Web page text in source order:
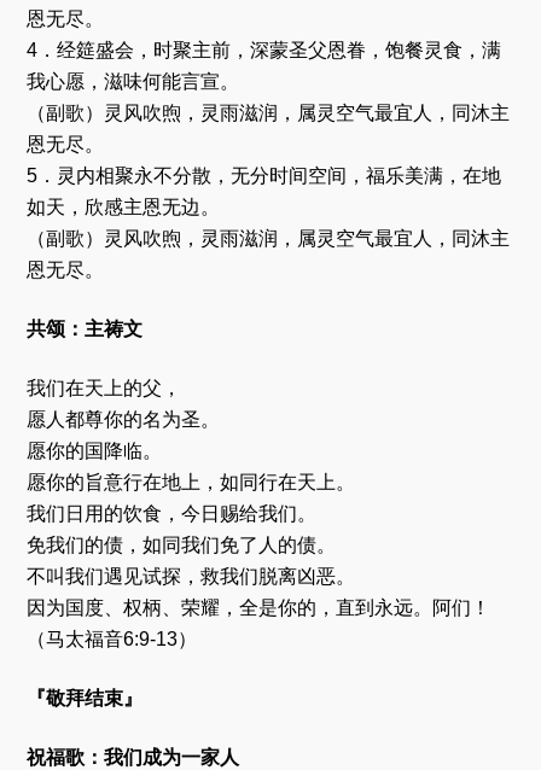
恩无尽。
4．经筵盛会，时聚主前，深蒙圣父恩眷，饱餐灵食，满
我心愿，滋味何能言宣。
（副歌）灵风吹煦，灵雨滋润，属灵空气最宜人，同沐主
恩无尽。
5．灵内相聚永不分散，无分时间空间，福乐美满，在地
如天，欣感主恩无边。
（副歌）灵风吹煦，灵雨滋润，属灵空气最宜人，同沐主
恩无尽。
共颂：主祷文
我们在天上的父，
愿人都尊你的名为圣。
愿你的国降临。
愿你的旨意行在地上，如同行在天上。
我们日用的饮食，今日赐给我们。
免我们的债，如同我们免了人的债。
不叫我们遇见试探，救我们脱离凶恶。
因为国度、权柄、荣耀，全是你的，直到永远。阿们！
（马太福音6:9-13）
『敬拜结束』
祝福歌：我们成为一家人